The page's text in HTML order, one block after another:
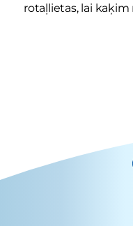
rotaļlietas, lai